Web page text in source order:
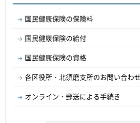
国民健康保険の保険料
国民健康保険の給付
国民健康保険の資格
各区役所・北須磨支所のお問い合わ
オンライン・郵送による手続き